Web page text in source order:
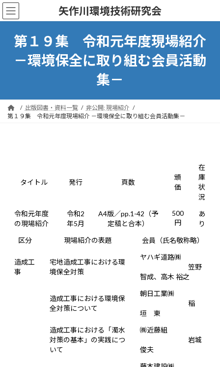
コ
ン
ナ
ビ
矢作川環境技術研究会
第１９集 令和元年度現場紹介
－環境保全に取り組む会員活動
集－
出版図書・資料一覧
非公開: 現場紹介
第１９集 令和元年度現場紹介 －環境保全に取り組む会員活動集－
タイトル 発行 頁数
頒
価
在
庫
状
況
令和元年度
の現場紹介
令和2
年5月
A4版／pp.1-42（予
定稿と合本）
500
円
あ
り
区分
現場紹介の表題 会員（氏名敬称略）
造成工
事
宅地造成工事における環
境保全対策
ヤハギ道路㈱
笠野
智成、高木 裕之
造成工事における環境保
全対策について
朝日工業㈱
稲
垣 東
造成工事における「濁水
対策の基本」の実践につ
いて
㈱近藤組
岩城
俊夫